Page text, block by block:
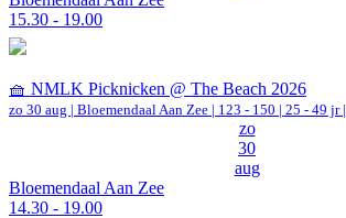
15.30 - 19.00
🧺 NMLK Picknicken @ The Beach 2026
zo 30 aug | Bloemendaal Aan Zee | 123 - 150 | 25 - 49 jr |
zo
30
aug
Bloemendaal Aan Zee
14.30 - 19.00